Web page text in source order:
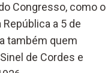
Congresso, como o
a 5 de
também quem
de Cordes e